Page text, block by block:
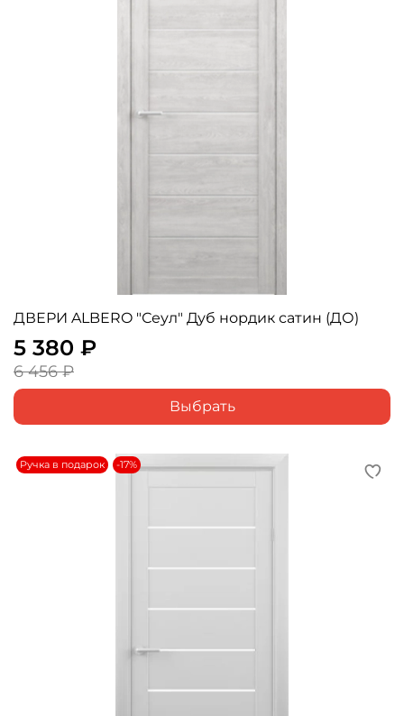
ДВЕРИ ALBERO "Сеул" Дуб нордик сатин (ДО)
5 380 ₽
6 456 ₽
Выбрать
Ручка в подарок -17%